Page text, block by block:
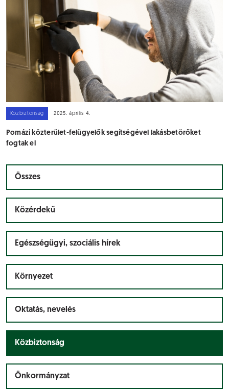
Közbiztonság 2025. április 4.
Pomázi közterület-felügyelők segítségével lakásbetörőket
fogtak el
Összes
Közérdekű
Egészségügyi, szociális hírek
Környezet
Oktatás, nevelés
Közbiztonság
Önkormányzat